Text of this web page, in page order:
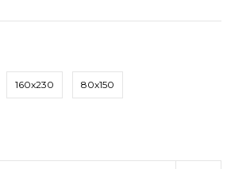
160x230 80x150